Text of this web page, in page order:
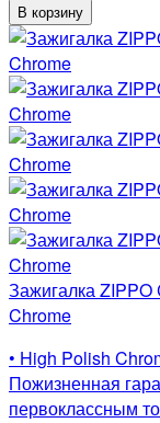
В корзину
Зажигалка
Chrome
• High Polish
Пожизненная
первоклассным